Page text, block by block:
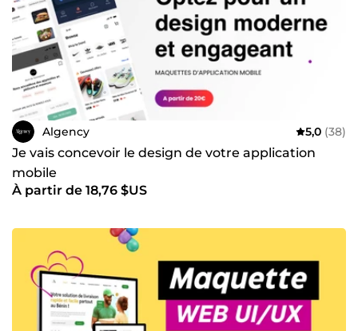
Algency 5,0 (38)
Je vais concevoir le design de votre application
mobile
À partir de 18,76 $US